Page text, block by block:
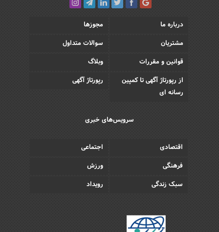
درباره ما
مجوزها
مشتریان
سوالات متداول
قوانین و مقررات
وبلاگ
از رپورتاژ آگهی تا کمپین
رسانه ای
رپورتاژ آگهی
سرویس‌های خبری
اقتصادی
اجتماعی
فرهنگی
ورزش
سبک زندگی
رویداد